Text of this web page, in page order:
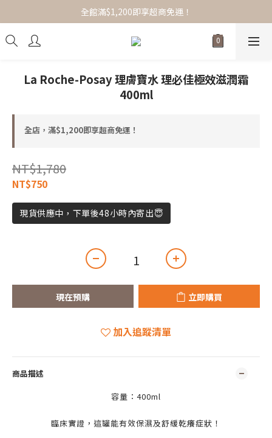
全館滿$1,200即享超商免運！
全館滿$1,200即享超商免運！
選品服飾/女裝/配件小物，任搭1+1免運！
La Roche-Posay 理膚寶水 理必佳極效滋潤霜
400ml
全店，滿$1,200即享超商免運！
NT$1,780
NT$750
現貨供應中，下單後48小時內寄出😇
現在預購 立即購買
加入追蹤清單
商品描述
容量：400ml
臨床實證，這罐能有效保濕及舒緩乾癢症狀！